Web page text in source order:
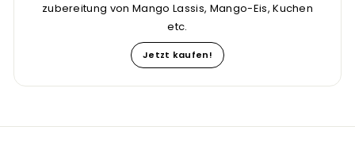
zubereitung von Mango Lassis, Mango-Eis, Kuchen
etc.
Jetzt kaufen!